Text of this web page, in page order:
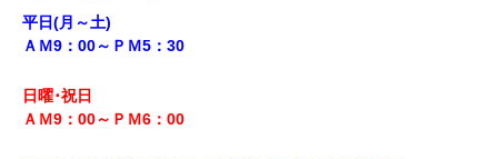
R5.9.18釣果情報更新しました。
R5.8.12 釣果情報更新しました。
R5.7.29 釣果情報更新しました。
R5.7.27 釣果情報更新しました。
平日(月～土)
ＡＭ9：00～ＰＭ5：30
日曜･祝日
ＡＭ9：00～ＰＭ6 ：00